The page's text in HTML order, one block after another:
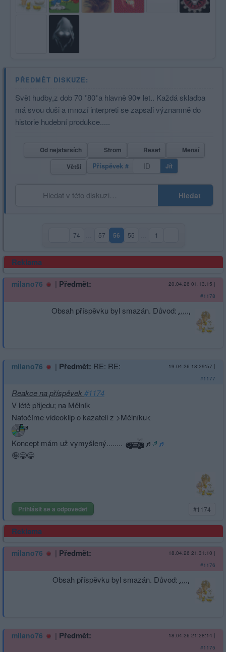
PŘEDMĚT DISKUZE:
Svět hudby,z dob 70 *80*a hlavně 90♥️ let.. Každá skladba
má svou duši a mnozí interpreti se zapsali významně do
historie hudební produkce.....
Od nejstarších Strom Reset
Menší
Větší
Příspěvek # Jít
Hledat
74 57 56(aktuální strana)
55 1
Reklama
milano76 | Předmět: 20.04.26 01:13:15 |
#1178
Obsah příspěvku byl smazán. Důvod: ......
milano76 | Předmět: RE: RE: 19.04.26 18:29:57 |
#1177
Reakce na příspěvek#1174
V létě přijedu; na Mělník
Natočíme videoklip o kazateli z >Mělníku<
Koncept mám už vymyšlený........
🤪😁😁
Přihlásit se a odpovědět #1174
Reklama
milano76 | Předmět: 18.04.26 21:31:10 |
#1176
Obsah příspěvku byl smazán. Důvod: .....
milano76 | Předmět: 18.04.26 21:28:14 |
#1175